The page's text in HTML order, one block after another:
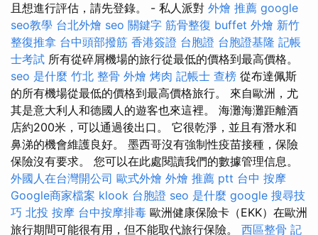
且想進行評估，請先登錄。 - 私人派對 外燴 推薦 google
seo教學 台北外燴 seo 關鍵字 筋骨整復 buffet 外燴 新竹
整復推拿 台中頭部撥筋 香港簽證 台胞證 台胞證基隆 記帳
士考試 所有從碎屑機場的旅行從最低的價格到最高價格。
seo 是什麼 竹北 整骨 外燴 烤肉 記帳士 查榜 從布達佩斯
的所有機場從最低的價格到最高價格旅行。 來自歐洲，尤
其是意大利人和德國人的遊客也來這裡。 海灘海灘距離酒
店約200米，可以通過後出口。 它很乾淨，並且有潛水和
鼻涕的機會維護良好。 墨西哥沒有強制性疫苗接種，保險
保險沒有要求。 您可以在此處閱讀我們的數據管理信息。
外國人在台灣開公司 歐式外燴 外燴 推薦 ptt 台中 按摩
Google商家檔案 klook 台胞證 seo 是什麼 google 搜尋技
巧 北投 按摩 台中按摩排毒 歐洲健康保險卡（EKK）在歐洲
旅行期間可能很有用，但不能取代旅行保險。 西區整骨 記